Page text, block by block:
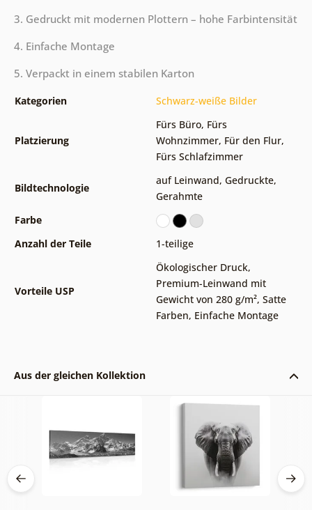
3. Gedruckt mit modernen Plottern – hohe Farbintensität
4. Einfache Montage
5. Verpackt in einem stabilen Karton
Kategorien Schwarz-weiße Bilder
Platzierung
Fürs Büro, Fürs
Wohnzimmer, Für den Flur,
Fürs Schlafzimmer
Bildtechnologie
auf Leinwand, Gedruckte,
Gerahmte
Farbe
Anzahl der Teile
1-teilige
Vorteile USP
Ökologischer Druck,
Premium-Leinwand mit
Gewicht von 280 g/m², Satte
Farben, Einfache Montage
Aus der gleichen Kollektion